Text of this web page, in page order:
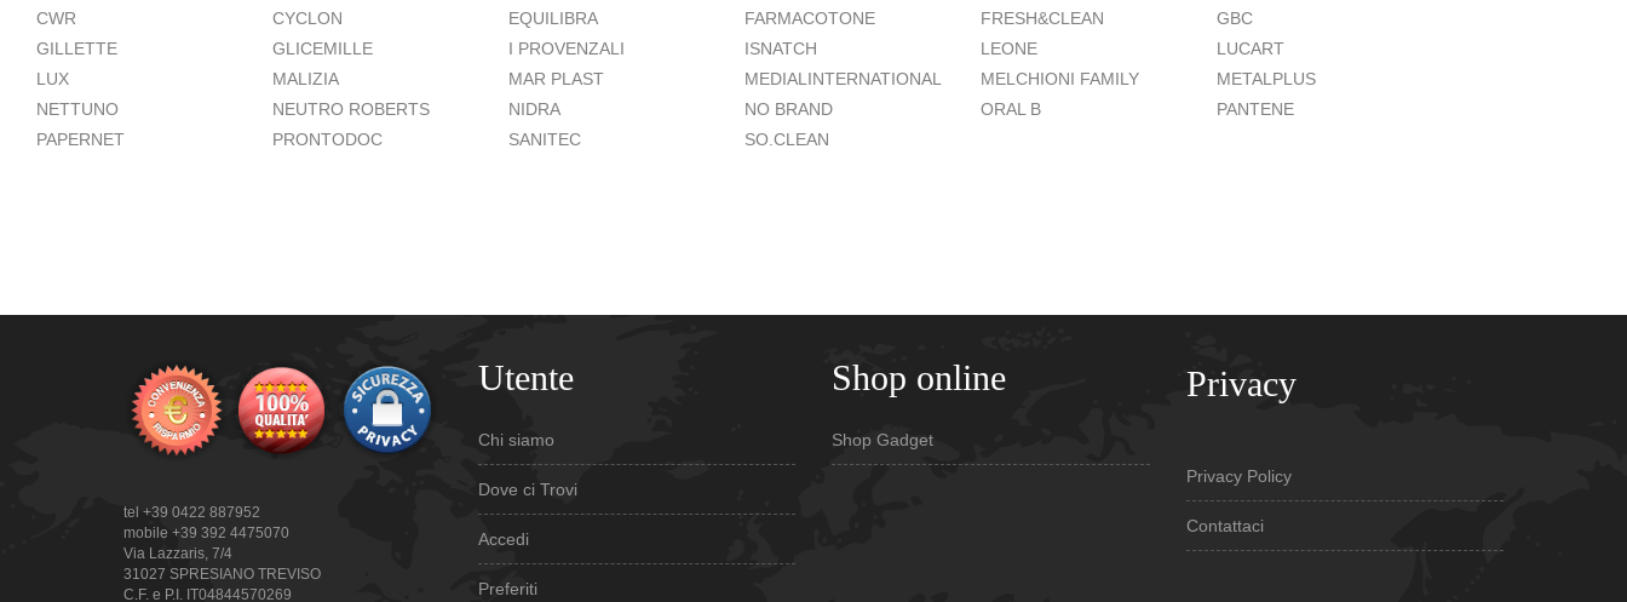
CWR
CYCLON EQUILIBRA FARMACOTONE FRESH&CLEAN
GBC
GILLETTE
GLICEMILLE I PROVENZALI ISNATCH LEONE
LUCART
LUX
MALIZIA MAR PLAST MEDIALINTERNATIONAL MELCHIONI FAMILY
METALPLUS
NETTUNO
NEUTRO ROBERTS NIDRA NO BRAND ORAL B
PANTENE
PAPERNET
PRONTODOC SANITEC SO.CLEAN
tel +39 0422 887952
mobile +39 392 4475070
Via Lazzaris, 7/4
31027 SPRESIANO TREVISO
C.F. e P.I. IT04844570269
Utente
Chi siamo
Dove ci Trovi
Accedi
Preferiti
Shop online
Shop Gadget
Privacy
Privacy Policy
Contattaci